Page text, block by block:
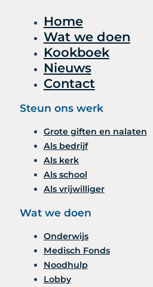
Home
Wat we doen
Kookboek
Nieuws
Contact
Steun ons werk
Grote giften en nalaten
Als bedrijf
Als kerk
Als school
Als vrijwilliger
Wat we doen
Onderwijs
Medisch Fonds
Noodhulp
Lobby